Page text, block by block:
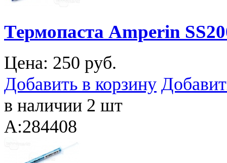
Термопаста Amperin
Цена: 250 руб.
Добавить в корзину
в наличии 2 шт
A:284408